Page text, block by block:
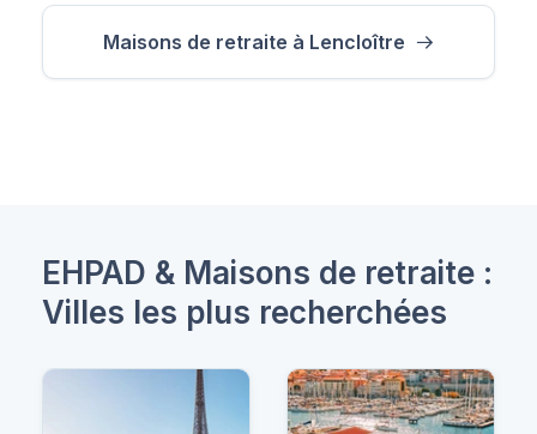
Maisons de retraite à Lencloître
EHPAD & Maisons de retraite :
Villes les plus recherchées